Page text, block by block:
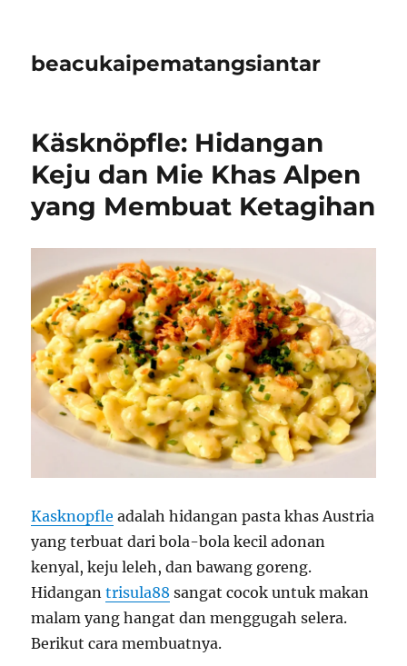
beacukaipematangsiantar
Käsknöpfle: Hidangan
Keju dan Mie Khas Alpen
yang Membuat Ketagihan
Kasknopfle adalah hidangan pasta khas Austria
yang terbuat dari bola-bola kecil adonan
kenyal, keju leleh, dan bawang goreng.
Hidangantrisula88 sangat cocok untuk makan
malam yang hangat dan menggugah selera.
Berikut cara membuatnya.